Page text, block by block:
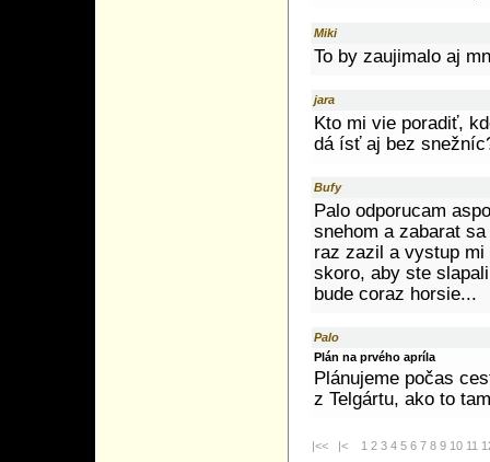
Miki
To by zaujimalo aj
jara
Kto mi vie poradiť,
dá ísť aj bez
Bufy
Palo odporucam
snehom a zabarat
raz zazil a vystup
skoro, aby ste
bude coraz horsie...
Palo
Plán na prvého apríla
Plánujeme počas
z Telgártu, ako to
|<< |< 1 2 3 4 5 6 7 8 9 10 11